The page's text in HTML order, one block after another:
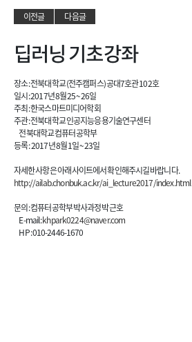
이전글 다음글
딥러닝 기초강좌
장소 : 전북대학교 (전주캠퍼스) 공대7호관 102호
일시 : 2017년 8월 25 ~ 26일
주최 : 한국스마트미디어학회
주관 : 전북대학교 인공지능응용기술연구센터
전북대학교 컴퓨터공학부
등록 : 2017년 8월 1일 ~ 23일
자세한 사항은 아래 사이트에서 확인해주시길 바랍니다.
http://ailab.chonbuk.ac.kr/ai_lecture2017/index.html
문의 : 컴퓨터공학부 박사과정 박근호
E-mail :khpark0224@naver.com
HP : 010-2446-1670